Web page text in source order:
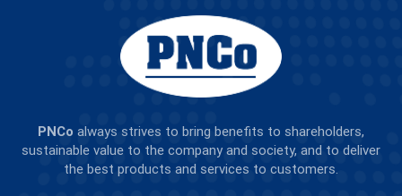
PNCo always strives to bring benefits to shareholders,
sustainable value to the company and society, and to deliver
the best products and services to customers.